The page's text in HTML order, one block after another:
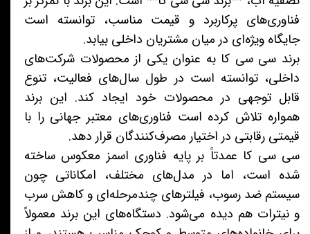
فناوری‌های پرکاربرد و قیمت مناسب، توانسته است
جایگاه ویژه‌ای در میان مشتریان داخلی بیابد.
برند سی سی کا به عنوان یکی از محصولات شرکت‌های
داخلی، توانسته است در طول سال‌های فعالیت، تنوع
قابل توجهی در محصولات خود ایجاد کند. این برند
همواره تلاش کرده است فناوری‌های معتبر جهانی را با
قیمتی رقابتی در اختیار مصرف‌کنندگان قرار دهد.
سی سی کا عمدتاً بر پایه فناوری اسمز معکوس ساخته
شده است، اما در مدل‌های مختلف، امکاناتی چون
سیستم ضد رسوب، فیلتر‌های چندمرحله‌ای و کاهش سرب
و نیترات هم دیده می‌شود. دستگاه‌های این برند معمولاً